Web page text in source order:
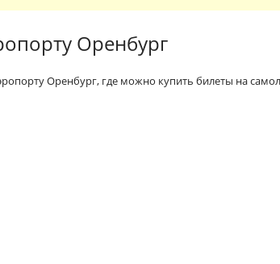
Оренбург
Оренбург, где можно купить билеты на